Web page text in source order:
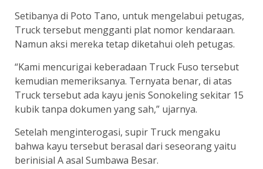
Setibanya di Poto Tano, untuk mengelabui petugas,
Truck tersebut mengganti plat nomor kendaraan.
Namun aksi mereka tetap diketahui oleh petugas.
“Kami mencurigai keberadaan Truck Fuso tersebut
kemudian memeriksanya. Ternyata benar, di atas
Truck tersebut ada kayu jenis Sonokeling sekitar 15
kubik tanpa dokumen yang sah,” ujarnya.
Setelah menginterogasi, supir Truck mengaku
bahwa kayu tersebut berasal dari seseorang yaitu
berinisial A asal Sumbawa Besar.